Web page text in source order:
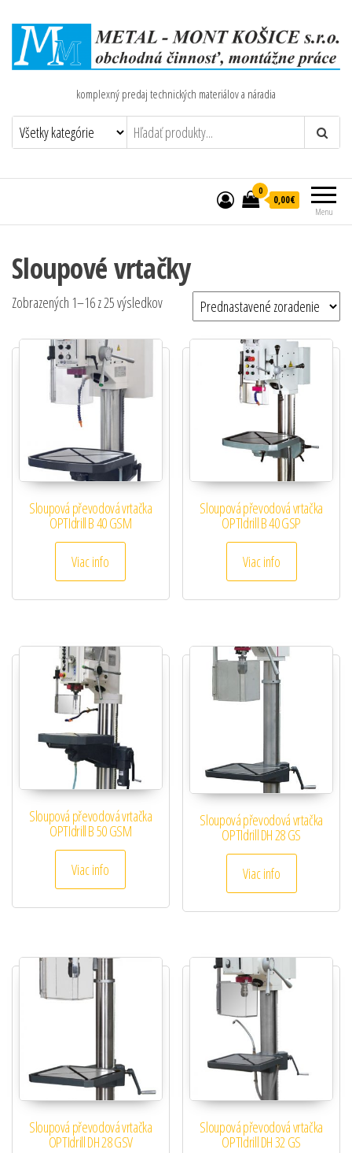
komplexný predaj technických materiálov a náradia
Menu
0
0,00€
Sloupové vrtačky
Zobrazených 1–16 z 25 výsledkov
Sloupová převodová vrtačka
OPTIdrill B 40 GSM
Viac info
Sloupová převodová vrtačka
OPTIdrill B 40 GSP
Viac info
Sloupová převodová vrtačka
OPTIdrill B 50 GSM
Viac info
Sloupová převodová vrtačka
OPTIdrill DH 28 GS
Viac info
Sloupová převodová vrtačka
OPTIdrill DH 28 GSV
Sloupová převodová vrtačka
OPTIdrill DH 32 GS